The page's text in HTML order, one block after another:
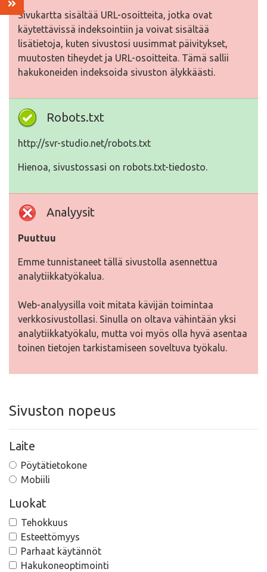
Sivukartta sisältää URL-osoitteita, jotka ovat
käytettävissä indeksointiin ja voivat sisältää
lisätietoja, kuten sivustosi uusimmat päivitykset,
muutosten tiheydet ja URL-osoitteita. Tämä sallii
hakukoneiden indeksoida sivuston älykkäästi.
Robots.txt
http://svr-studio.net/robots.txt
Hienoa, sivustossasi on robots.txt-tiedosto.
Analyysit
Puuttuu
Emme tunnistaneet tällä sivustolla asennettua
analytiikkatyökalua.
Web-analyysilla voit mitata kävijän toimintaa
verkkosivustollasi. Sinulla on oltava vähintään yksi
analytiikkatyökalu, mutta voi myös olla hyvä asentaa
toinen tietojen tarkistamiseen soveltuva työkalu.
Sivuston nopeus
Laite
Pöytätietokone
Mobiili
Luokat
Tehokkuus
Esteettömyys
Parhaat käytännöt
Hakukoneoptimointi